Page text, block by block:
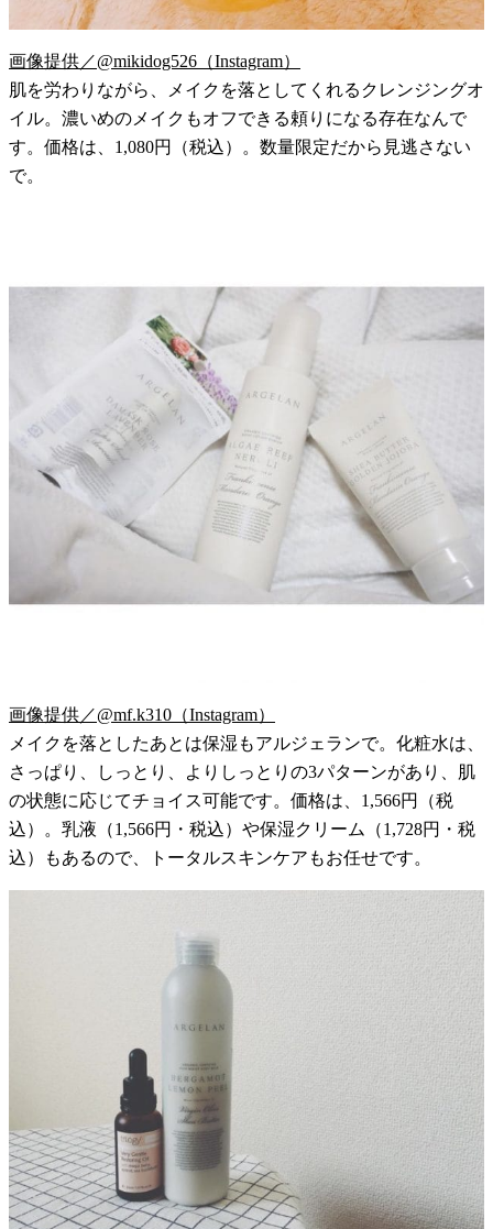
画像提供／@mikidog526（Instagram）
肌を労わりながら、メイクを落としてくれるクレンジングオ
イル。濃いめのメイクもオフできる頼りになる存在なんで
す。価格は、1,080円（税込）。数量限定だから見逃さない
で。
画像提供／@mf.k310（Instagram）
メイクを落としたあとは保湿もアルジェランで。化粧水は、
さっぱり、しっとり、よりしっとりの3パターンがあり、肌
の状態に応じてチョイス可能です。価格は、1,566円（税
込）。乳液（1,566円・税込）や保湿クリーム（1,728円・税
込）もあるので、トータルスキンケアもお任せです。